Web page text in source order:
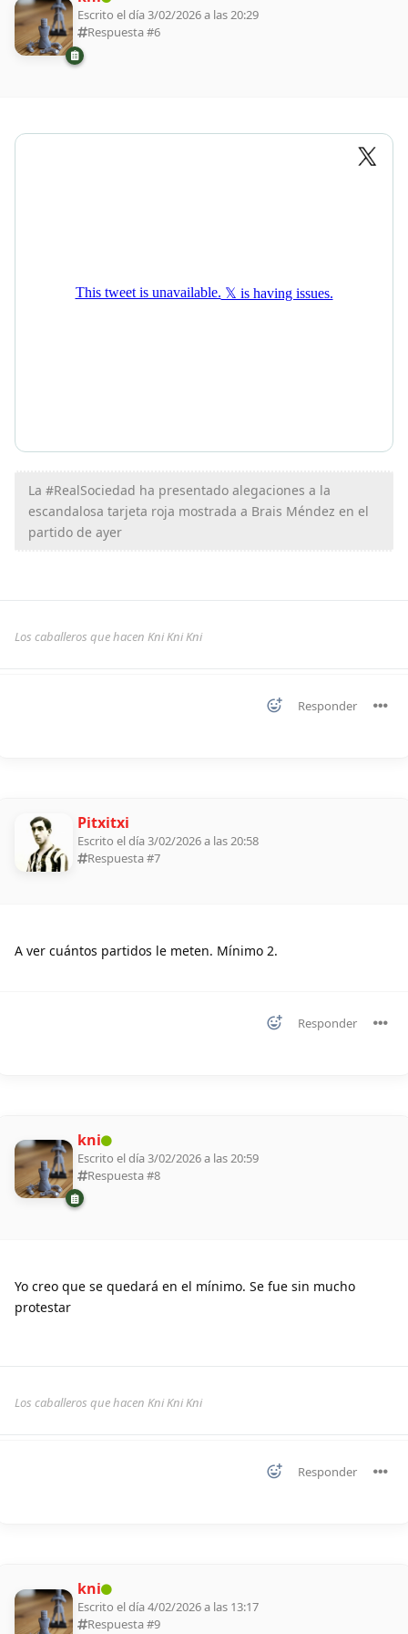
Escrito el día 3/02/2026 a las 20:29
Respuesta #6
La #RealSociedad ha presentado alegaciones a la
escandalosa tarjeta roja mostrada a Brais Méndez en el
partido de ayer
Los caballeros que hacen Kni Kni Kni
Responder
Pitxitxi
Escrito el día 3/02/2026 a las 20:58
Respuesta #7
A ver cuántos partidos le meten. Mínimo 2.
Responder
kni
Escrito el día 3/02/2026 a las 20:59
Respuesta #8
Yo creo que se quedará en el mínimo. Se fue sin mucho
protestar
Los caballeros que hacen Kni Kni Kni
Responder
kni
Escrito el día 4/02/2026 a las 13:17
Respuesta #9